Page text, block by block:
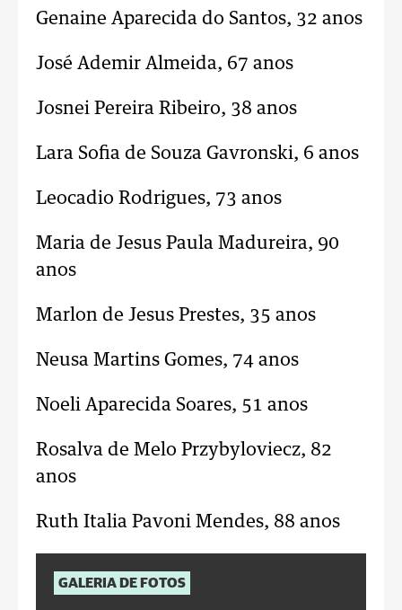
Genaine Aparecida do Santos, 32 anos
José Ademir Almeida, 67 anos
Josnei Pereira Ribeiro, 38 anos
Lara Sofia de Souza Gavronski, 6 anos
Leocadio Rodrigues, 73 anos
Maria de Jesus Paula Madureira, 90
anos
Marlon de Jesus Prestes, 35 anos
Neusa Martins Gomes, 74 anos
Noeli Aparecida Soares, 51 anos
Rosalva de Melo Przybyloviecz, 82
anos
Ruth Italia Pavoni Mendes, 88 anos
GALERIA DE FOTOS